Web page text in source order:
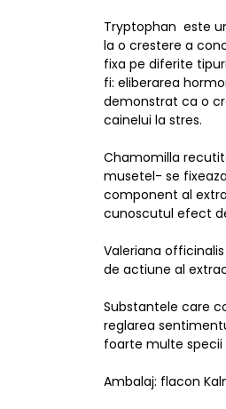
Tryptophan este
la o crestere a
fixa pe diferite
fi: eliberarea
demonstrat ca o
cainelui la stres.
Chamomilla
musetel- se
component al
cunoscutul efect
Valeriana
de actiune al
Substantele care
reglarea
foarte multe specii
Ambalaj: flacon